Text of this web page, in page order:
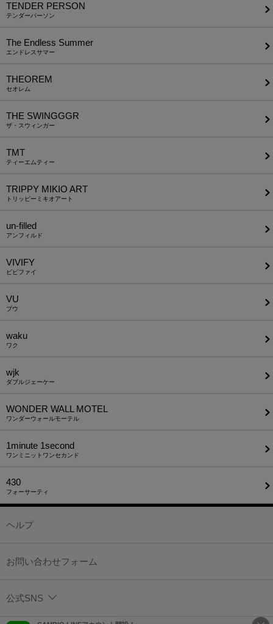
TENDER PERSON
テンダーパーソン
The Endless Summer
エンドレスサマー
THEOREM
セオレム
THE SWINGGGR
ザ・スウィンガー
TMT
ティーエムティー
TRIPPY MIKIO ART
トリッピーミキオアート
un-filled
アンフィルド
VIVIFY
ビビファイ
VU
ブウ
waku
ワク
wjk
ダブルジェーケー
WONDER WALL MOTEL
ワンダーウォールモーテル
1minute​ 1second
ワンミニットワンセカンド
430
フォーサーティ
ヘルプ
お問い合わせフォーム
公式SNS